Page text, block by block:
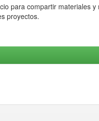
para compartir materiales
proyectos.